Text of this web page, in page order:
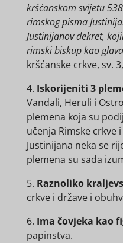
kršćanskom svijetu
rimskog pisma
Justinijanov dekret,
rimski biskup kao
kršćanske crkve, sv.
4. Iskorijeniti 3
Vandali, Heruli i
plemena koja su
učenja Rimske crkve
Justinijana neka se
plemena su sada
5. Raznoliko
crkve i države i
6. Ima čovjeka kao
papinstva.